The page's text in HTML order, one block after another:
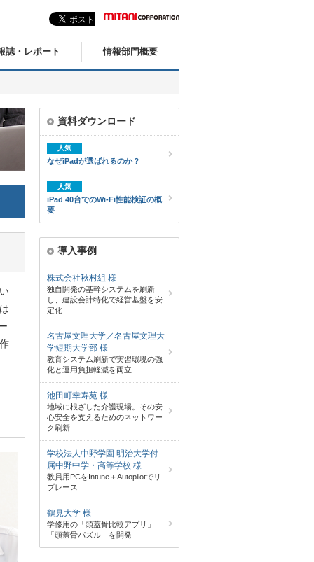
誌・レポート 情報部門概要
資料ダウンロード
人気
なぜiPadが選ばれるのか？
人気
iPad 40台でのWi-Fi性能検証の概
要
導入事例
株式会社秋村組 様
独自開発の基幹システムを刷新
し、建設会計特化で経営基盤を安
定化
名古屋文理大学／名古屋文理大
学短期大学部 様
教育システム刷新で実習環境の強
化と運用負担軽減を両立
池田町幸寿苑 様
地域に根ざした介護現場。その安
心安全を支えるためのネットワー
ク刷新
学校法人中野学園 明治大学付
属中野中学・高等学校 様
教員用PCをIntune＋Autopilotでリ
プレース
鶴見大学 様
学修用の「頭蓋骨比較アプリ」
「頭蓋骨パズル」を開発